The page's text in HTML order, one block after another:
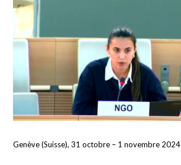
Genève (Suisse), 31 octobre – 1 novembre 2024